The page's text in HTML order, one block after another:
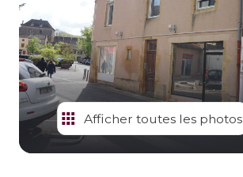
alerte
e-
mail
contact
Afficher toutes les photos